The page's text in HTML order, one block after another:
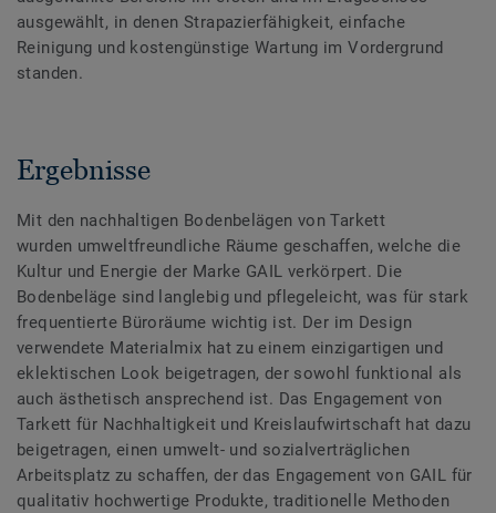
ausgewählt, in denen Strapazierfähigkeit, einfache
Reinigung und kostengünstige Wartung im Vordergrund
standen.
Ergebnisse
Mit den nachhaltigen Bodenbelägen von Tarkett
wurden umweltfreundliche Räume geschaffen, welche die
Kultur und Energie der Marke GAIL verkörpert. Die
Bodenbeläge sind langlebig und pflegeleicht, was für stark
frequentierte Büroräume wichtig ist. Der im Design
verwendete Materialmix hat zu einem einzigartigen und
eklektischen Look beigetragen, der sowohl funktional als
auch ästhetisch ansprechend ist. Das Engagement von
Tarkett für Nachhaltigkeit und Kreislaufwirtschaft hat dazu
beigetragen, einen umwelt- und sozialverträglichen
Arbeitsplatz zu schaffen, der das Engagement von GAIL für
qualitativ hochwertige Produkte, traditionelle Methoden